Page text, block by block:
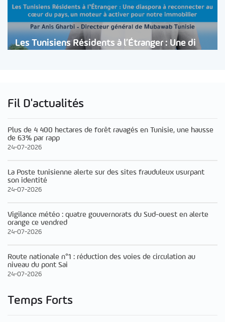
Les Tunisiens Résidents à l’Étranger : Une di
Fil D'actualités
Plus de 4 400 hectares de forêt ravagés en Tunisie, une hausse
de 63% par rapp
24-07-2026
La Poste tunisienne alerte sur des sites frauduleux usurpant
son identité
24-07-2026
Vigilance météo : quatre gouvernorats du Sud-ouest en alerte
orange ce vendred
24-07-2026
Route nationale n°1 : réduction des voies de circulation au
niveau du pont Sai
24-07-2026
Temps Forts